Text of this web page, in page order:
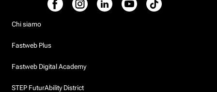
Chi siamo
Fastweb Plus
Fastweb Digital Academy
STEP FuturAbility District